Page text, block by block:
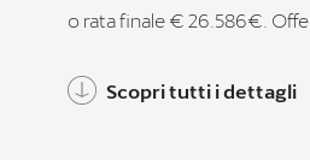
o rata finale € 26.586€.
Scopri tutti i dettagli